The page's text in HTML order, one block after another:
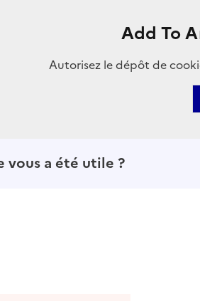
Add To
Autorisez le dépôt de
vous a été utile ?